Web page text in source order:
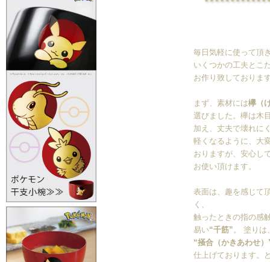
毎日気軽に使って頂
いくつかの工夫とこ
お作り致しておりま
まず、素材には欅（
選びました。欅は木
加え、丈夫で壊れに
軽くなるように、大
おりますが、安心し
お使い頂けます。
表面は、趣を感じて
く、
触ったときの指の感
易い“千筋”。 塗りは
“掻合（かきあわせ）
仕上げております。